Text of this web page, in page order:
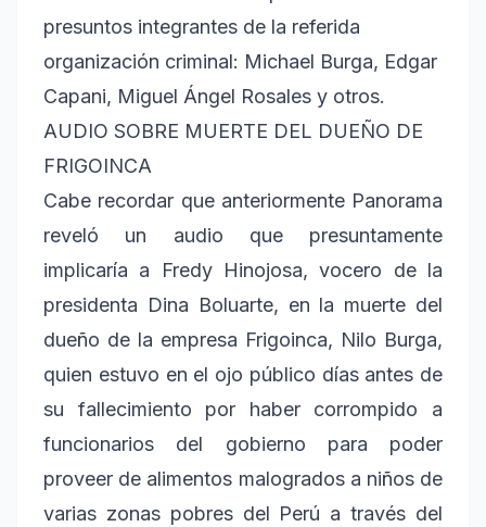
presuntos integrantes de la referida
organización criminal: Michael Burga, Edgar
Capani, Miguel Ángel Rosales y otros.
AUDIO SOBRE MUERTE DEL DUEÑO DE
FRIGOINCA
Cabe recordar que anteriormente Panorama
reveló un audio que presuntamente
implicaría a Fredy Hinojosa, vocero de la
presidenta Dina Boluarte, en la muerte del
dueño de la empresa Frigoinca, Nilo Burga,
quien estuvo en el ojo público días antes de
su fallecimiento por haber corrompido a
funcionarios del gobierno para poder
proveer de alimentos malogrados a niños de
varias zonas pobres del Perú a través del